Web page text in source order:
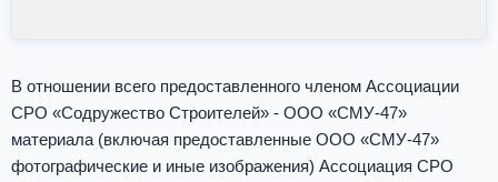
В отношении всего предоставленного членом Ассоциации
СРО «Содружество Строителей» - ООО «СМУ-47»
материала (включая предоставленные ООО «СМУ-47»
фотографические и иные изображения) Ассоциация СРО